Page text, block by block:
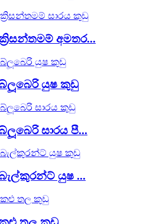
අමතර...
යුෂ කුඩු
සාරය පී...
යුෂ ...